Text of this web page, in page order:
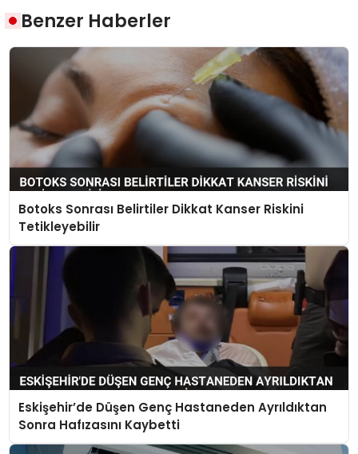
Benzer Haberler
Botoks Sonrası Belirtiler Dikkat Kanser Riskini
Tetikleyebilir
Eskişehir’de Düşen Genç Hastaneden Ayrıldıktan
Sonra Hafızasını Kaybetti